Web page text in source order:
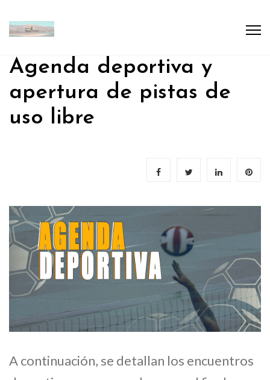
Agenda deportiva y
apertura de pistas de
uso libre
A continuación, se detallan los encuentros